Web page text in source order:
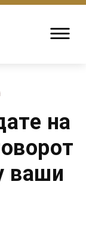
на
ваши